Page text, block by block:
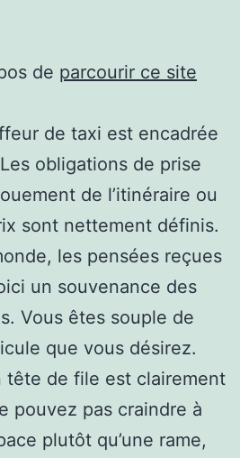
de parcourir ce site
de taxi est encadrée
obligations de prise
de l’itinéraire ou
sont nettement définis.
les pensées reçues
un souvenance des
Vous êtes souple de
que vous désirez.
tête de file est clairement
pouvez pas craindre à
plutôt qu’une rame,